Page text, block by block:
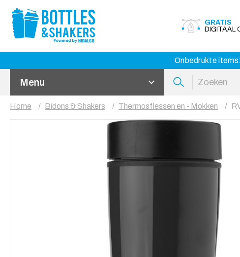
GRATIS
DIGITAAL
Onbedrukte
Menu
Home Bidons & Shakers Thermosflessen en - Mokken